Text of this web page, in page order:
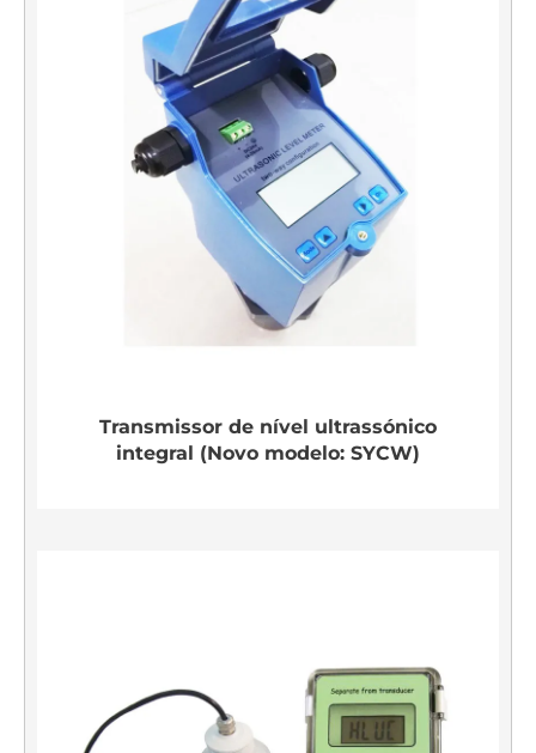
Transmissor de nível ultrassónico
integral (Novo modelo: SYCW)